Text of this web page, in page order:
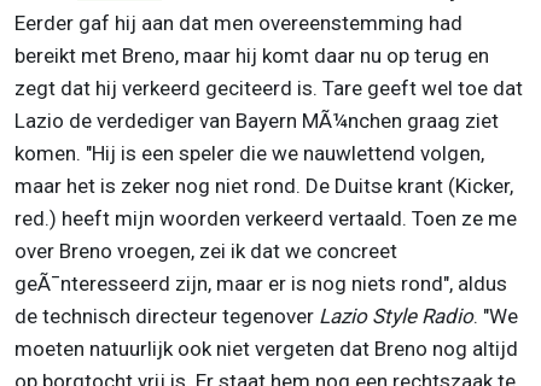
Eerder gaf hij aan dat men overeenstemming had
bereikt met Breno, maar hij komt daar nu op terug en
zegt dat hij verkeerd geciteerd is. Tare geeft wel toe dat
Lazio de verdediger van Bayern MÃ¼nchen graag ziet
komen. "Hij is een speler die we nauwlettend volgen,
maar het is zeker nog niet rond. De Duitse krant (Kicker,
red.) heeft mijn woorden verkeerd vertaald. Toen ze me
over Breno vroegen, zei ik dat we concreet
geÃ¯nteresseerd zijn, maar er is nog niets rond", aldus
de technisch directeur tegenover Lazio Style Radio. "We
moeten natuurlijk ook niet vergeten dat Breno nog altijd
op borgtocht vrij is. Er staat hem nog een rechtszaak te